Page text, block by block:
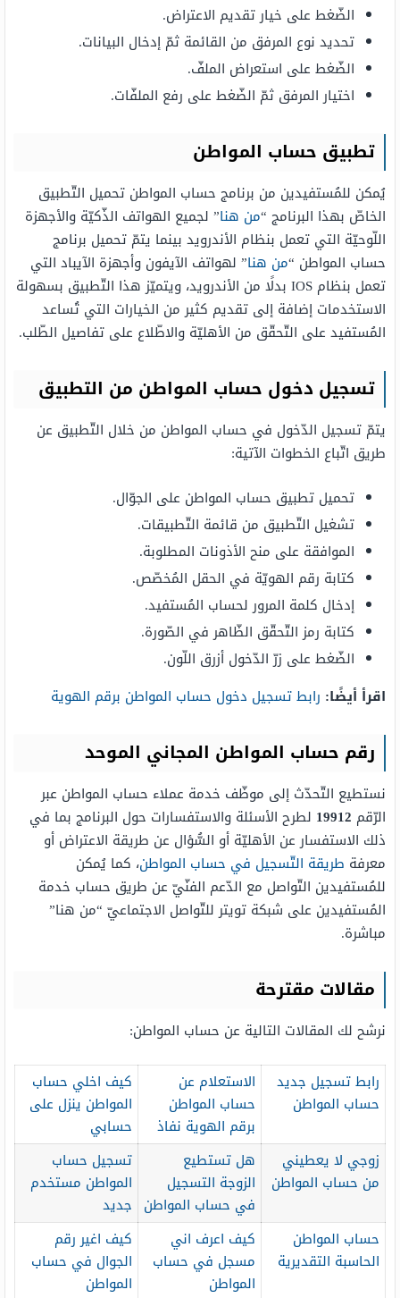
الضّغط على خيار تقديم الاعتراض.
تحديد نوع المرفق من القائمة ثمّ إدخال البيانات.
الضّغط على استعراض الملفّ.
اختيار المرفق ثمّ الضّغط على رفع الملفّات.
تطبيق حساب المواطن
يُمكن للمُستفيدين من برنامج حساب المواطن تحميل التّطبيق
الخاصّ بهذا البرنامج “من هنا” لجميع الهواتف الذّكيّة والأجهزة
اللّوحيّة التي تعمل بنظام الأندرويد بينما يتمّ تحميل برنامج
حساب المواطن “من هنا” لهواتف الآيفون وأجهزة الآيباد التي
تعمل بنظام IOS بدلًا من الأندرويد، ويتميّز هذا التّطبيق بسهولة
الاستخدمات إضافة إلى تقديم كثير من الخيارات التي تُساعد
المُستفيد على التّحقّق من الأهليّة والاطّلاع على تفاصيل الطّلب.
تسجيل دخول حساب المواطن من التطبيق
يتمّ تسجيل الدّخول في حساب المواطن من خلال التّطبيق عن
طريق اتّباع الخطوات الآتية:
تحميل تطبيق حساب المواطن على الجوّال.
تشغيل التّطبيق من قائمة التّطبيقات.
الموافقة على منح الأذونات المطلوبة.
كتابة رقم الهويّة في الحقل المُخصّص.
إدخال كلمة المرور لحساب المُستفيد.
كتابة رمز التّحقّق الظّاهر في الصّورة.
الضّغط على زرّ الدّخول أزرق اللّون.
اقرأ أيضًا: رابط تسجيل دخول حساب المواطن برقم الهوية
رقم حساب المواطن المجاني الموحد
نستطيع التّحدّث إلى موظّف خدمة عملاء حساب المواطن عبر
الرّقم 19912 لطرح الأسئلة والاستفسارات حول البرنامج بما في
ذلك الاستفسار عن الأهليّة أو السُّؤال عن طريقة الاعتراض أو
معرفة طريقة التّسجيل في حساب المواطن، كما يُمكن
للمُستفيدين التّواصل مع الدّعم الفنّيّ عن طريق حساب خدمة
المُستفيدين على شبكة تويتر للتّواصل الاجتماعيّ “من هنا”
مباشرة.
مقالات مقترحة
نرشح لك المقالات التالية عن حساب المواطن:
رابط تسجيل جديد
حساب المواطن
الاستعلام عن
حساب المواطن
برقم الهوية نفاذ
كيف اخلي حساب
المواطن ينزل على
حسابي
زوجي لا يعطيني
من حساب المواطن
هل تستطيع
الزوجة التسجيل
في حساب المواطن
تسجيل حساب
المواطن مستخدم
جديد
حساب المواطن
الحاسبة التقديرية
كيف اعرف اني
مسجل في حساب
المواطن
كيف اغير رقم
الجوال في حساب
المواطن